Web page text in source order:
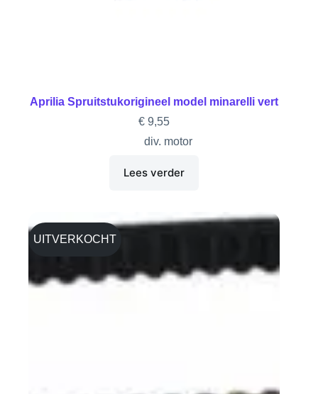
Aprilia Spruitstukorigineel model minarelli vert
€ 9,55
div. motor
Lees verder
UITVERKOCHT